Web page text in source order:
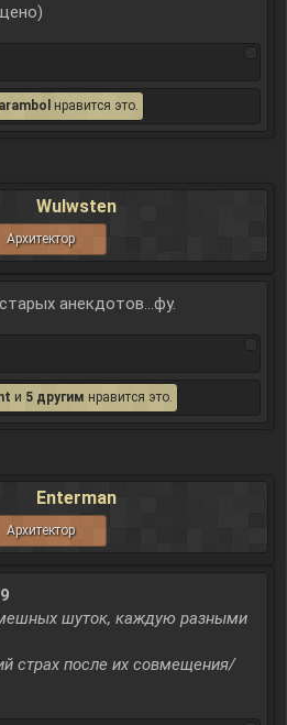
нравится это.
Wulwsten
Архитектор
анекдотов...фу.
и 5 другим нравится это.
Enterman
Архитектор
шуток, каждую разными
страх после их совмещения/